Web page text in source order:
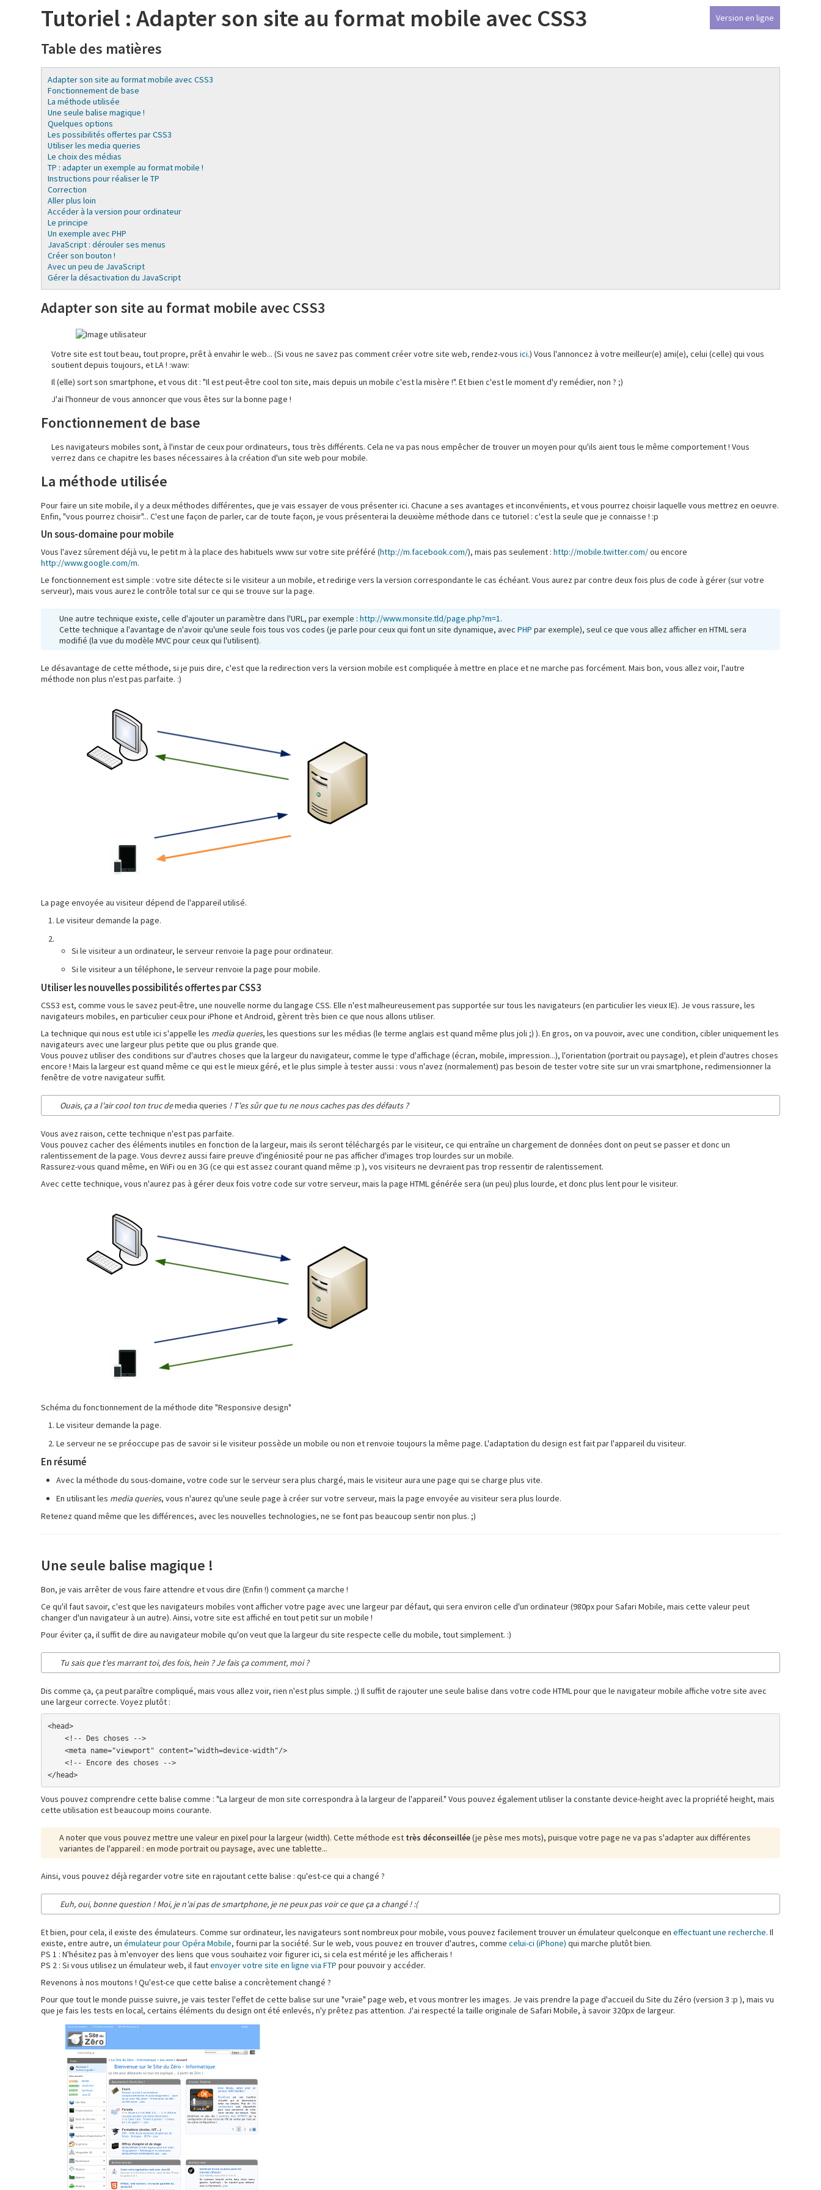
Version en ligne
Tutoriel : Adapter son site au format mobile avec CSS3
Table des matières
Adapter son site au format mobile avec CSS3
Fonctionnement de base
La méthode utilisée
Une seule balise magique !
Quelques options
Les possibilités offertes par CSS3
Utiliser les media queries
Le choix des médias
TP : adapter un exemple au format mobile !
Instructions pour réaliser le TP
Correction
Aller plus loin
Accéder à la version pour ordinateur
Le principe
Un exemple avec PHP
JavaScript : dérouler ses menus
Créer son bouton !
Avec un peu de JavaScript
Gérer la désactivation du JavaScript
Adapter son site au format mobile avec CSS3
Votre site est tout beau, tout propre, prêt à envahir le web... (Si vous ne savez pas comment créer votre site web, rendez-vousici.) Vous l'annoncez à votre meilleur(e) ami(e), celui (celle) qui vous
soutient depuis toujours, et LA ! :waw:
Il (elle) sort son smartphone, et vous dit : "Il est peut-être cool ton site, mais depuis un mobile c'est la misère !". Et bien c'est le moment d'y remédier, non ? ;)
J'ai l'honneur de vous annoncer que vous êtes sur la bonne page !
Fonctionnement de base
Les navigateurs mobiles sont, à l'instar de ceux pour ordinateurs, tous très différents. Cela ne va pas nous empêcher de trouver un moyen pour qu'ils aient tous le même comportement ! Vous
verrez dans ce chapitre les bases nécessaires à la création d'un site web pour mobile.
La méthode utilisée
Pour faire un site mobile, il y a deux méthodes différentes, que je vais essayer de vous présenter ici. Chacune a ses avantages et inconvénients, et vous pourrez choisir laquelle vous mettrez en oeuvre.
Enfin, "vous pourrez choisir"... C'est une façon de parler, car de toute façon, je vous présenterai la deuxième méthode dans ce tutoriel : c'est la seule que je connaisse ! :p
Un sous-domaine pour mobile
Vous l'avez sûrement déjà vu, le petit m à la place des habituels www sur votre site préféré (http://m.facebook.com/), mais pas seulement :http://mobile.twitter.com/ou encore
http://www.google.com/m.
Le fonctionnement est simple : votre site détecte si le visiteur a un mobile, et redirige vers la version correspondante le cas échéant. Vous aurez par contre deux fois plus de code à gérer (sur votre
serveur), mais vous aurez le contrôle total sur ce qui se trouve sur la page.
Une autre technique existe, celle d'ajouter un paramètre dans l'URL, par exemple :http://www.monsite.tld/page.php?m=1.
Cette technique a l'avantage de n'avoir qu'une seule fois tous vos codes (je parle pour ceux qui font un site dynamique, avecPHP par exemple), seul ce que vous allez afficher en HTML sera
modifié (la vue du modèle MVC pour ceux qui l'utilisent).
Le désavantage de cette méthode, si je puis dire, c'est que la redirection vers la version mobile est compliquée à mettre en place et ne marche pas forcément. Mais bon, vous allez voir, l'autre
méthode non plus n'est pas parfaite. :)
La page envoyée au visiteur dépend de l'appareil utilisé.
Le visiteur demande la page.
Si le visiteur a un ordinateur, le serveur renvoie la page pour ordinateur.
Si le visiteur a un téléphone, le serveur renvoie la page pour mobile.
Utiliser les nouvelles possibilités offertes par CSS3
CSS3 est, comme vous le savez peut-être, une nouvelle norme du langage CSS. Elle n'est malheureusement pas supportée sur tous les navigateurs (en particulier les vieux IE). Je vous rassure, les
navigateurs mobiles, en particulier ceux pour iPhone et Android, gèrent très bien ce que nous allons utiliser.
La technique qui nous est utile ici s'appelle les media queries, les questions sur les médias (le terme anglais est quand même plus joli ;) ). En gros, on va pouvoir, avec une condition, cibler uniquement les
navigateurs avec une largeur plus petite que ou plus grande que.
Vous pouvez utiliser des conditions sur d'autres choses que la largeur du navigateur, comme le type d'affichage (écran, mobile, impression...), l'orientation (portrait ou paysage), et plein d'autres choses
encore ! Mais la largeur est quand même ce qui est le mieux géré, et le plus simple à tester aussi : vous n'avez (normalement) pas besoin de tester votre site sur un vrai smartphone, redimensionner la
fenêtre de votre navigateur suffit.
Ouais, ça a l'air cool ton truc demedia queries ! T'es sûr que tu ne nous caches pas des défauts ?
Vous avez raison, cette technique n'est pas parfaite.
Vous pouvez cacher des éléments inutiles en fonction de la largeur, mais ils seront téléchargés par le visiteur, ce qui entraîne un chargement de données dont on peut se passer et donc un
ralentissement de la page. Vous devrez aussi faire preuve d'ingéniosité pour ne pas afficher d'images trop lourdes sur un mobile.
Rassurez-vous quand même, en WiFi ou en 3G (ce qui est assez courant quand même :p ), vos visiteurs ne devraient pas trop ressentir de ralentissement.
Avec cette technique, vous n'aurez pas à gérer deux fois votre code sur votre serveur, mais la page HTML générée sera (un peu) plus lourde, et donc plus lent pour le visiteur.
Schéma du fonctionnement de la méthode dite "Responsive design"
Le visiteur demande la page.
Le serveur ne se préoccupe pas de savoir si le visiteur possède un mobile ou non et renvoie toujours la même page. L'adaptation du design est fait par l'appareil du visiteur.
En résumé
Avec la méthode du sous-domaine, votre code sur le serveur sera plus chargé, mais le visiteur aura une page qui se charge plus vite.
En utilisant les media queries, vous n'aurez qu'une seule page à créer sur votre serveur, mais la page envoyée au visiteur sera plus lourde.
Retenez quand même que les différences, avec les nouvelles technologies, ne se font pas beaucoup sentir non plus. ;)
Une seule balise magique !
Bon, je vais arrêter de vous faire attendre et vous dire (Enfin !) comment ça marche !
Ce qu'il faut savoir, c'est que les navigateurs mobiles vont afficher votre page avec une largeur par défaut, qui sera environ celle d'un ordinateur (980px pour Safari Mobile, mais cette valeur peut
changer d'un navigateur à un autre). Ainsi, votre site est affiché en tout petit sur un mobile !
Pour éviter ça, il suffit de dire au navigateur mobile qu'on veut que la largeur du site respecte celle du mobile, tout simplement. :)
Tu sais que t'es marrant toi, des fois, hein ? Je fais ça comment, moi ?
Dis comme ça, ça peut paraître compliqué, mais vous allez voir, rien n'est plus simple. ;) Il suffit de rajouter une seule balise dans votre code HTML pour que le navigateur mobile affiche votre site avec
une largeur correcte. Voyez plutôt :
<head>
</head>
Vous pouvez comprendre cette balise comme : "La largeur de mon site correspondra à la largeur de l'appareil." Vous pouvez également utiliser la constante device-height avec la propriété height, mais
cette utilisation est beaucoup moins courante.
A noter que vous pouvez mettre une valeur en pixel pour la largeur (width). Cette méthode est très déconseillée(je pèse mes mots), puisque votre page ne va pas s'adapter aux différentes
variantes de l'appareil : en mode portrait ou paysage, avec une tablette...
Ainsi, vous pouvez déjà regarder votre site en rajoutant cette balise : qu'est-ce qui a changé ?
Euh, oui, bonne question ! Moi, je n'ai pas de smartphone, je ne peux pas voir ce que ça a changé ! :(
Et bien, pour cela, il existe des émulateurs. Comme sur ordinateur, les navigateurs sont nombreux pour mobile, vous pouvez facilement trouver un émulateur quelconque eneffectuant une recherche. Il
existe, entre autre, unémulateur pour Opéra Mobile, fourni par la société. Sur le web, vous pouvez en trouver d'autres, commecelui-ci (iPhone) qui marche plutôt bien.
PS 1 : N'hésitez pas à m'envoyer des liens que vous souhaitez voir figurer ici, si cela est mérité je les afficherais !
PS 2 : Si vous utilisez un émulateur web, il fautenvoyer votre site en ligne via FTP pour pouvoir y accéder.
Revenons à nos moutons ! Qu'est-ce que cette balise a concrètement changé ?
Pour que tout le monde puisse suivre, je vais tester l'effet de cette balise sur une "vraie" page web, et vous montrer les images. Je vais prendre la page d'accueil du Site du Zéro (version 3 :p ), mais vu
que je fais les tests en local, certains éléments du design ont été enlevés, n'y prêtez pas attention. J'ai respecté la taille originale de Safari Mobile, à savoir 320px de largeur.